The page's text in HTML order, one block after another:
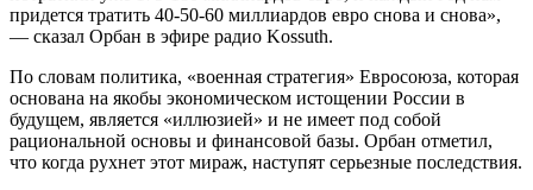
придется тратить 40-50-60 миллиардов евро снова и снова»,
— сказал Орбан в эфире радио Kossuth.
По словам политика, «военная стратегия» Евросоюза, которая
основана на якобы экономическом истощении России в
будущем, является «иллюзией» и не имеет под собой
рациональной основы и финансовой базы. Орбан отметил,
что когда рухнет этот мираж, наступят серьезные последствия.